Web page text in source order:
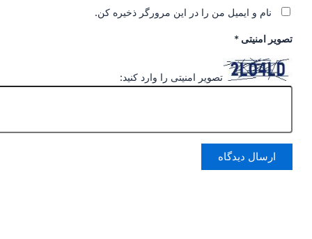
نام و ایمیل من را در این مرورگر ذخیره کن.
تصویر امنیتی *
تصویر امنیتی را وارد کنید: